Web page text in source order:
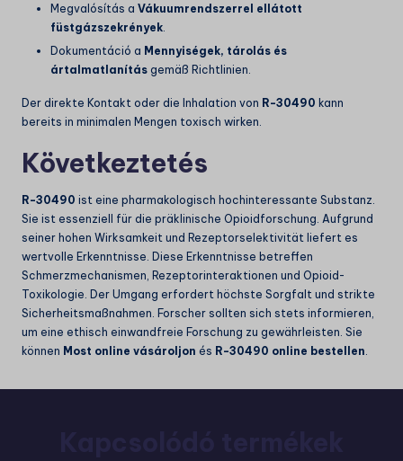
Megvalósítás a Vákuumrendszerrel ellátott
füstgázszekrények
Dokumentáció a Mennyiségek, tárolás és
ártalmatlanítás gemäß Richtlinien.
Der direkte Kontakt oder die Inhalation von R-30490 kann
bereits in minimalen Mengen toxisch wirken.
Következtetés
R-30490 ist eine pharmakologisch hochinteressante Substanz.
Sie ist essenziell für die präklinische Opioidforschung. Aufgrund
seiner hohen Wirksamkeit und Rezeptorselektivität liefert es
wertvolle Erkenntnisse. Diese Erkenntnisse betreffen
Schmerzmechanismen, Rezeptorinteraktionen und Opioid-
Toxikologie. Der Umgang erfordert höchste Sorgfalt und strikte
Sicherheitsmaßnahmen. Forscher sollten sich stets informieren,
um eine ethisch einwandfreie Forschung zu gewährleisten. Sie
können Most online vásároljon és R-30490 online bestellen